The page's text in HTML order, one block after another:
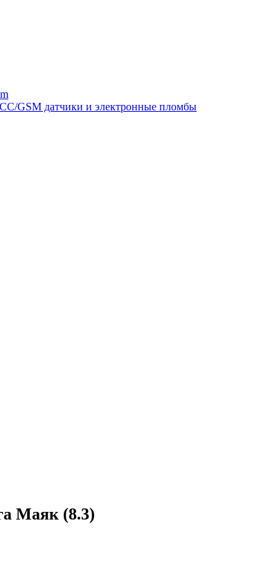
GSM датчики и электронные пломбы
Маяк (8.3)